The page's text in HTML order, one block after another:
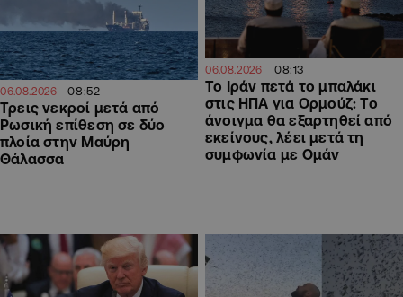
06.08.2026 08:52
Τρεις νεκροί μετά από
Ρωσική επίθεση σε δύο
πλοία στην Μαύρη
Θάλασσα
06.08.2026 08:13
Το Ιράν πετά το μπαλάκι
στις ΗΠΑ για Ορμούζ: Το
άνοιγμα θα εξαρτηθεί από
εκείνους, λέει μετά τη
συμφωνία με Ομάν